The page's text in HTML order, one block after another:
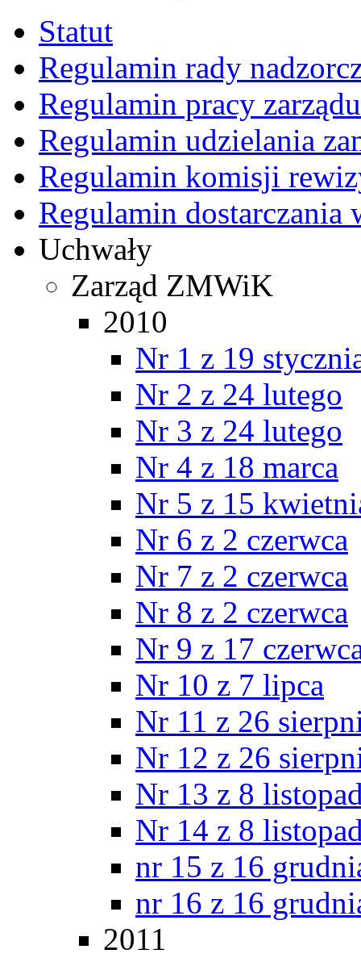
Statut
Regulamin rady
Regulamin pracy zarządu
Regulamin udzielania
Regulamin komisji
Regulamin
Uchwały
Zarząd ZMWiK
2010
Nr 1 z 19
Nr 2 z 24 lutego
Nr 3 z 24 lutego
Nr 4 z 18 marca
Nr 5 z 15
Nr 6 z 2 czerwca
Nr 7 z 2 czerwca
Nr 8 z 2 czerwca
Nr 9 z 17
Nr 10 z 7 lipca
Nr 11 z 26
Nr 12 z 26
Nr 13 z 8
Nr 14 z 8
nr 15 z 16
nr 16 z 16
2011